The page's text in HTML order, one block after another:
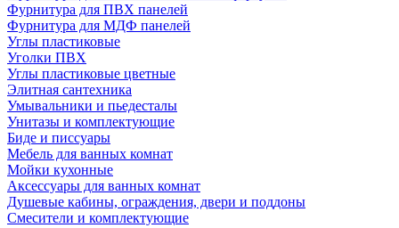
Фурнитура для ПВХ панелей
Фурнитура для МДФ панелей
Углы пластиковые
Уголки ПВХ
Углы пластиковые цветные
Элитная сантехника
Умывальники и пьедесталы
Унитазы и комплектующие
Биде и писсуары
Мебель для ванных комнат
Мойки кухонные
Аксессуары для ванных комнат
Душевые кабины, ограждения, двери и поддоны
Смесители и комплектующие